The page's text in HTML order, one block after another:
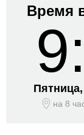
Время
на 8